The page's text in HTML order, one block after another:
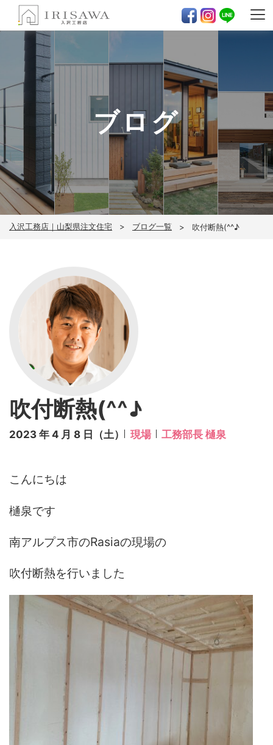
ブログ
入沢工務店｜山梨県注文住宅 ブログ一覧 吹付断熱(^^♪
吹付断熱(^^♪
2023 年 4 月 8 日（土） 現場 工務部長 樋泉
こんにちは
樋泉です
南アルプス市のRasiaの現場の
吹付断熱を行いました